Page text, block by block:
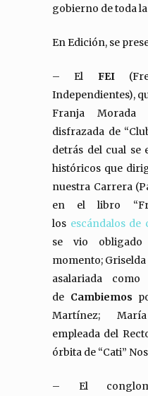
gobierno de toda
En Edición, se
– El FEI
Independientes),
Franja
disfrazada de
detrás del cual se
históricos que
nuestra Carrera
en el libro
los escándalos
se vio
momento;
asalariada
de Cambiemos
Martínez;
empleada del
órbita de “Cati”
– El